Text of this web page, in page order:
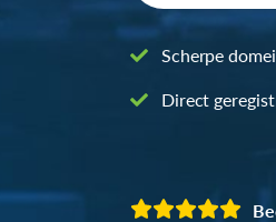
Scherpe
Direct